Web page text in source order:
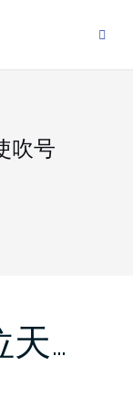
吹号
天…